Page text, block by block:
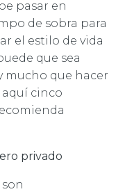
pasar en
de sobra para
el estilo de vida
que sea
mucho que hacer
aquí cinco
privado